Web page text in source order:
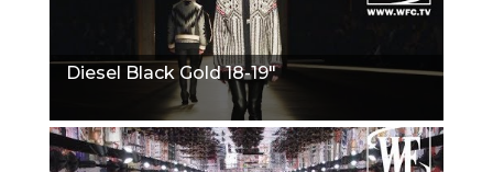
Diesel Black Gold 18-19"